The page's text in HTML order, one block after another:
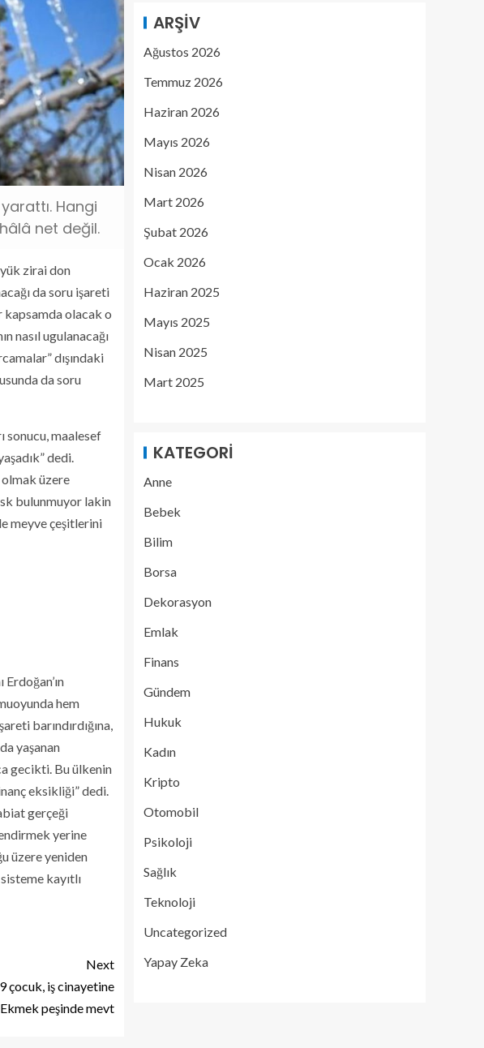
Hangi
net değil.
zirai don
da soru işareti
kapsamda olacak o
nasıl ugulanacağı
dışındaki
da soru
sonucu, maalesef
dedi.
olmak üzere
bulunmuyor lakin
meyve çeşitlerini
hem
barındırdığına,
yaşanan
gecikti. Bu ülkenin
eksikliği” dedi.
gerçeği
yerine
üzere yeniden
kayıtlı
Next
çocuk, iş cinayetine
peşinde mevt
ARŞIV
Ağustos 2026
Temmuz 2026
Haziran 2026
Mayıs 2026
Nisan 2026
Mart 2026
Şubat 2026
Ocak 2026
Haziran 2025
Mayıs 2025
Nisan 2025
Mart 2025
KATEGORI
Anne
Bebek
Bilim
Borsa
Dekorasyon
Emlak
Finans
Gündem
Hukuk
Kadın
Kripto
Otomobil
Psikoloji
Sağlık
Teknoloji
Uncategorized
Yapay Zeka